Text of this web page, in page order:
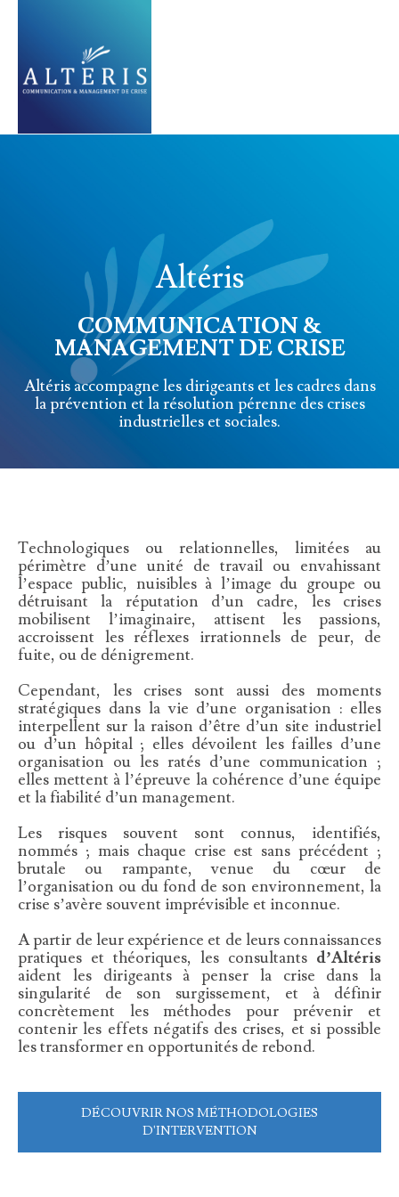
Altéris
COMMUNICATION &
MANAGEMENT DE CRISE
Altéris accompagne les dirigeants et les cadres dans
la prévention et la résolution pérenne des crises
industrielles et sociales.
Technologiques ou relationnelles, limitées au
périmètre d’une unité de travail ou envahissant
l’espace public, nuisibles à l’image du groupe ou
détruisant la réputation d’un cadre, les crises
mobilisent l’imaginaire, attisent les passions,
accroissent les réflexes irrationnels de peur, de
fuite, ou de dénigrement.
Cependant, les crises sont aussi des moments
stratégiques dans la vie d’une organisation : elles
interpellent sur la raison d’être d’un site industriel
ou d’un hôpital ; elles dévoilent les failles d’une
organisation ou les ratés d’une communication ;
elles mettent à l’épreuve la cohérence d’une équipe
et la fiabilité d’un management.
Les risques souvent sont connus, identifiés,
nommés ; mais chaque crise est sans précédent ;
brutale ou rampante, venue du cœur de
l’organisation ou du fond de son environnement, la
crise s’avère souvent imprévisible et inconnue.
A partir de leur expérience et de leurs connaissances
pratiques et théoriques, les consultants d’Altéris
aident les dirigeants à penser la crise dans la
singularité de son surgissement, et à définir
concrètement les méthodes pour prévenir et
contenir les effets négatifs des crises, et si possible
les transformer en opportunités de rebond.
DÉCOUVRIR NOS MÉTHODOLOGIES
D'INTERVENTION